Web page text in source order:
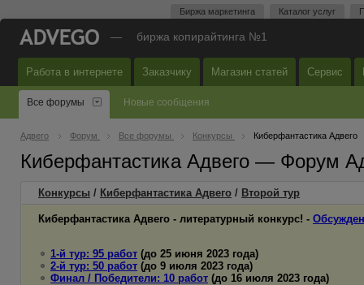
Биржа маркетинга Каталог услуг
— биржа копирайтинга №1
Работа в интернете Заказчику Магазин статей Сервис
Все форумы Новые сообщения
Адвего Форум Все форумы Конкурсы Киберфантастика Адвего
Киберфантастика Адвего — Форум
Конкурсы / Киберфантастика Адвего / Второй тур
Киберфантастика Адвего - литературный конкурс! -
1-й тур: 95 работ (до 25 июня 2023 года)
2-й тур: 50 работ (до 9 июля 2023 года)
Финал / Победители: 10 работ (до 16 июля 2023 года)